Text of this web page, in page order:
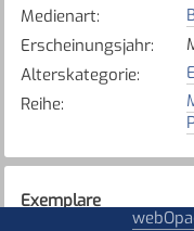
Medienart:
Erscheinungsjahr:
Alterskategorie:
Reihe:
Exemplare